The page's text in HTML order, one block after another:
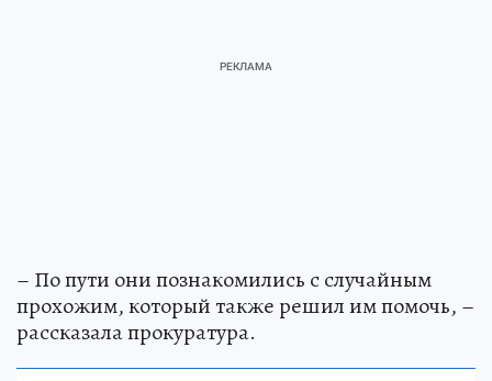
– По пути они познакомились с случайным
прохожим, который также решил им помочь, –
рассказала прокуратура.